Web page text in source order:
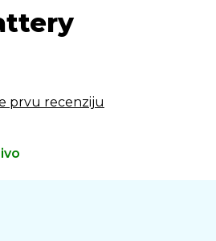
prvu recenziju